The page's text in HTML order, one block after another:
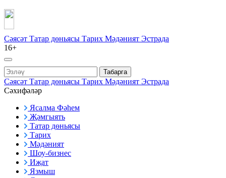
Сәясәт Татар дөньясы Тарих Мәдәният Эстрада
16+
Табарга
Сәясәт Татар дөньясы Тарих Мәдәният Эстрада
Сәхифәләр
Ясалма Фәһем
Җәмгыять
Татар дөньясы
Тарих
Мәдәният
Шоу-бизнес
Иҗат
Язмыш